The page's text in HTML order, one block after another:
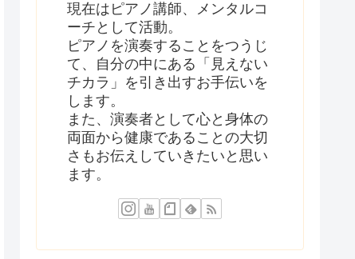
現在はピアノ講師、メンタルコ
ーチとして活動。
ピアノを演奏することをつうじ
て、自分の中にある「見えない
チカラ」を引き出すお手伝いを
します。
また、演奏者として心と身体の
両面から健康であることの大切
さもお伝えしていきたいと思い
ます。